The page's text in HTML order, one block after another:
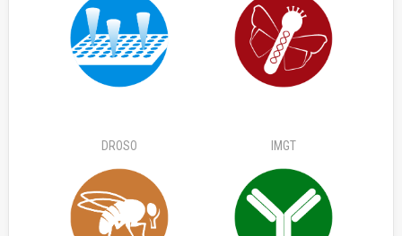
DROSO IMGT